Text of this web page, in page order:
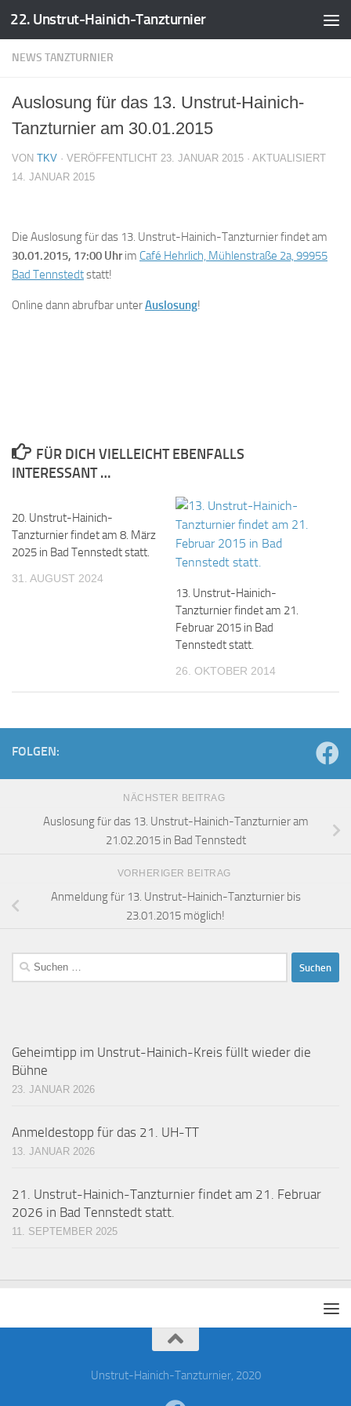
Zum Inhalt springen
22. Unstrut-Hainich-Tanzturnier
NEWS TANZTURNIER
Auslosung für das 13. Unstrut-Hainich-
Tanzturnier am 30.01.2015
VON TKV · VERÖFFENTLICHT 23. JANUAR 2015 · AKTUALISIERT
14. JANUAR 2015
Die Auslosung für das 13. Unstrut-Hainich-Tanzturnier findet am
30.01.2015, 17:00 Uhrim Café Hehrlich, Mühlenstraße 2a, 99955
Bad Tennstedtstatt!
Online dann abrufbar unterAuslosung!
FÜR DICH VIELLEICHT EBENFALLS
INTERESSANT …
20. Unstrut-Hainich-
Tanzturnier findet am 8. März
2025 in Bad Tennstedt statt.
31. AUGUST 2024
13. Unstrut-Hainich-
Tanzturnier findet am 21.
Februar 2015 in Bad
Tennstedt statt.
26. OKTOBER 2014
FOLGEN:
NÄCHSTER BEITRAG
Auslosung für das 13. Unstrut-Hainich-Tanzturnier am
21.02.2015 in Bad Tennstedt
VORHERIGER BEITRAG
Anmeldung für 13. Unstrut-Hainich-Tanzturnier bis
23.01.2015 möglich!
Suchen
nach:
Geheimtipp im Unstrut-Hainich-Kreis füllt wieder die
Bühne
23. JANUAR 2026
Anmeldestopp für das 21. UH-TT
13. JANUAR 2026
21. Unstrut-Hainich-Tanzturnier findet am 21. Februar
2026 in Bad Tennstedt statt.
11. SEPTEMBER 2025
Unstrut-Hainich-Tanzturnier, 2020